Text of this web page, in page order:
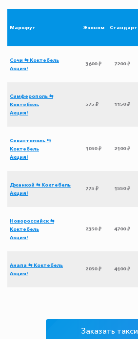
Маршрут Эконом Стандарт
Сочи ⇆ Коктебель
Акция!
3600 ₽ 7200 ₽
Симферополь ⇆
Коктебель
Акция!
575 ₽ 1150 ₽
Севастополь ⇆
Коктебель
Акция!
1050 ₽ 2100 ₽
Джанкой ⇆ Коктебель
Акция!
775 ₽ 1550 ₽
Новороссийск ⇆
Коктебель
Акция!
2350 ₽ 4700 ₽
Анапа ⇆ Коктебель
Акция!
2050 ₽ 4100 ₽
Заказать такси